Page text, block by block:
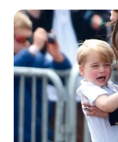
Namun tak hanya film
teater yang berjudulLas
tersebut ia berperan
Selain itu, ia juga
Eso no va a suceder
Iglesias berjudul
Pendejo